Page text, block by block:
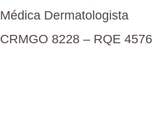
Médica Dermatologista
CRMGO 8228 – RQE 4576